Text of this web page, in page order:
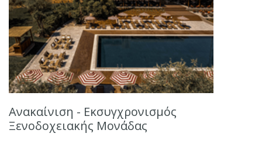
Ανακαίνιση - Εκσυγχρονισμός
Ξενοδοχειακής Μονάδας